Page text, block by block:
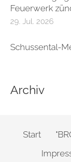
Feuerwerk
29. Jul. 2026
Schussental-
Archiv
Start